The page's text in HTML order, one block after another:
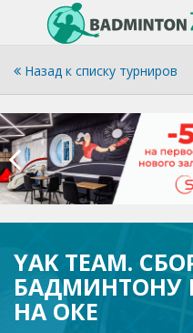
Назад к списку турниров
YAK TEAM.
БАДМИНТОНУ
НА ОКЕ